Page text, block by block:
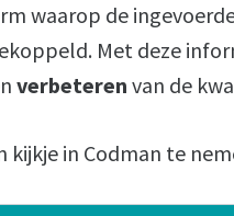
waarop de
Met deze
verbeterenvan de
kijkje in Codman te